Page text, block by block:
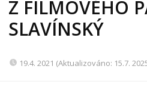
Z FILMOVÉHO
SLAVÍNSKÝ
19.4. 2021 (Aktualizováno: 15.7.